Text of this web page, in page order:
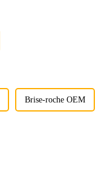
Brise-roche OEM